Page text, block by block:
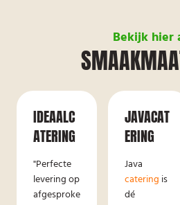
Bekijk hier
IDEAALC
ATERING
"Perfecte
levering op
afgesproke
JAVACAT
ERING
Java
catering is
dé